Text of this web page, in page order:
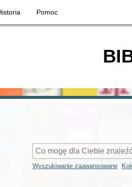
Pomoc
Wyszukiwanie zaawansowane